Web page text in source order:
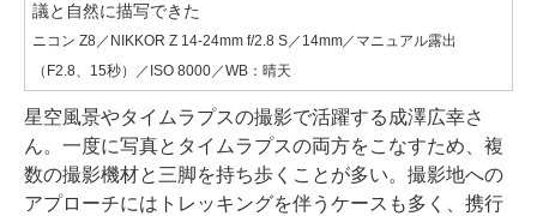
議と自然に描写できた
ニコン Z8／NIKKOR Z 14-24mm f/2.8 S／14mm／マニュアル露出
（F2.8、15秒）／ISO 8000／WB：晴天
星空風景やタイムラプスの撮影で活躍する成澤広幸さ
ん。一度に写真とタイムラプスの両方をこなすため、複
数の撮影機材と三脚を持ち歩くことが多い。撮影地への
アプローチにはトレッキングを伴うケースも多く、携行